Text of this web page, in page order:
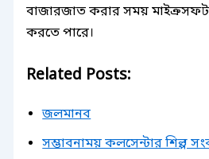
বাজারজাত করার সময়
করতে পারে।
Related Posts:
জলমানব
সম্ভাবনাময় কলসেন্টার শিল্প